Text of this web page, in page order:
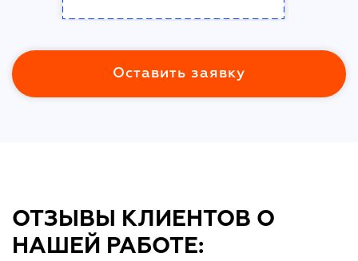
Оставить заявку
ОТЗЫВЫ КЛИЕНТОВ О
НАШЕЙ РАБОТЕ: